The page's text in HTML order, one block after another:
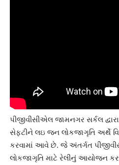
પીજીવીસીએલ જામનગર સર્કલ
સેફટીને લઇ જન લોકજાગૃતિ અર્થે
કરવામાં આવે છે. જે અંતર્ગત
લોકજાગૃતિ માટે રેલીનું આયોજન